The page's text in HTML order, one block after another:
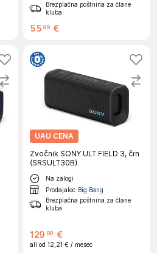
Brezplačna poštnina za člane
kluba
55 99 €
UAU CENA
Zvočnik SONY ULT FIELD 3, črn
(SRSULT30B)
Na zalogi
Prodajalec Big Bang
Brezplačna poštnina za člane
kluba
129 99 €
ali od 12,21 € / mesec